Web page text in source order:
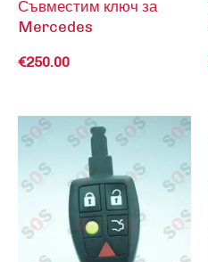
Съвместим ключ за
Mercedes
€250.00